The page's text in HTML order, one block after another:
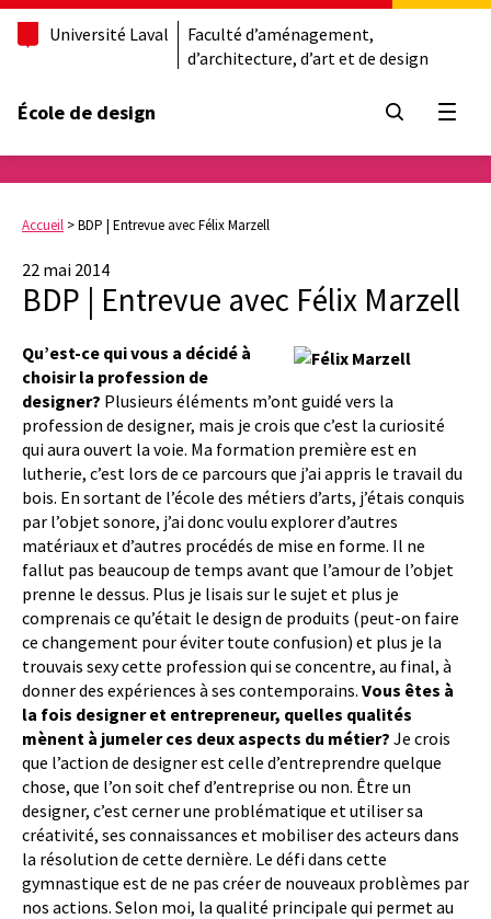
Université Laval
Faculté d’aménagement,
d’architecture, d’art et de design
École de design
Accueil >BDP | Entrevue avec Félix Marzell
22 mai 2014
BDP | Entrevue avec Félix Marzell
Qu’est-ce qui vous a décidé à
choisir la profession de
designer? Plusieurs éléments m’ont guidé vers la
profession de designer, mais je crois que c’est la curiosité
qui aura ouvert la voie. Ma formation première est en
lutherie, c’est lors de ce parcours que j’ai appris le travail du
bois. En sortant de l’école des métiers d’arts, j’étais conquis
par l’objet sonore, j’ai donc voulu explorer d’autres
matériaux et d’autres procédés de mise en forme. Il ne
fallut pas beaucoup de temps avant que l’amour de l’objet
prenne le dessus. Plus je lisais sur le sujet et plus je
comprenais ce qu’était le design de produits (peut-on faire
ce changement pour éviter toute confusion) et plus je la
trouvais sexy cette profession qui se concentre, au final, à
donner des expériences à ses contemporains. Vous êtes à
la fois designer et entrepreneur, quelles qualités
mènent à jumeler ces deux aspects du métier? Je crois
que l’action de designer est celle d’entreprendre quelque
chose, que l’on soit chef d’entreprise ou non. Être un
designer, c’est cerner une problématique et utiliser sa
créativité, ses connaissances et mobiliser des acteurs dans
la résolution de cette dernière. Le défi dans cette
gymnastique est de ne pas créer de nouveaux problèmes par
nos actions. Selon moi, la qualité principale qui permet au